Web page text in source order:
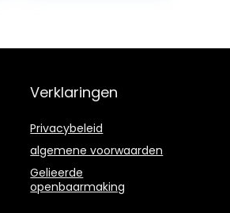
Verklaringen
Privacybeleid
algemene voorwaarden
Gelieerde
openbaarmaking